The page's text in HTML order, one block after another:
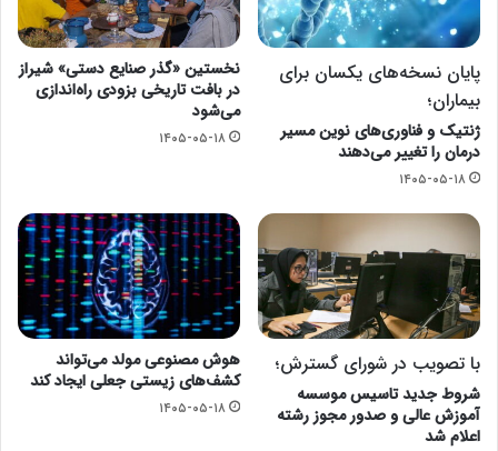
پایان نسخه‌های یکسان برای
بیماران؛
ژنتیک و فناوری‌های نوین مسیر
درمان را تغییر می‌دهند
۱۴۰۵-۰۵-۱۸
نخستین «گذر صنایع دستی» شیراز
در بافت تاریخی بزودی راه‌اندازی
می‌شود
۱۴۰۵-۰۵-۱۸
با تصویب در شورای گسترش؛
شروط جدید تاسیس موسسه
آموزش عالی و صدور مجوز رشته
اعلام شد
هوش مصنوعی مولد می‌تواند
کشف‌های زیستی جعلی ایجاد کند
۱۴۰۵-۰۵-۱۸